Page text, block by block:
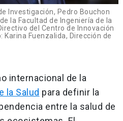
Investigación, Pedro Bouchon
la Facultad de Ingeniería de la
del Centro de Innovación
Karina Fuenzalida, Dirección de
internacional de la
la Salud para definir la
entre la salud de